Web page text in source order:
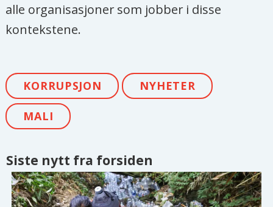
alle organisasjoner som jobber i disse
kontekstene.
KORRUPSJON NYHETER
MALI
Siste nytt fra forsiden